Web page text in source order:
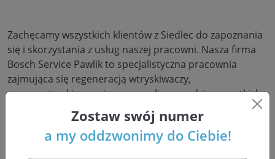
Zachęcamy wszystkich klientów z Siedlec do zapoznania
się i skorzystania z usług naszej pracowni. Nasza firma
Bosch Service Pawlik to specjalistyczna pracownia
zajmująca się regeneracją wtryskiwaczy,
pompowtryskiwaczy i pomp, czyli w zasadzie wszystkich
elementów wchodzących w skład układu zasilania silnika
diesla. Regenerujemy, czyli przywracamy fabryczne
osiągi wtryskiwaczom, wtryskiwaczom Common Rail,
Zostaw swój numer
a my oddzwonimy do Ciebie!